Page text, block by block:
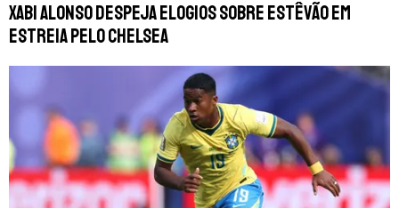
Xabi Alonso despeja elogios sobre Estêvão em
estreia pelo Chelsea